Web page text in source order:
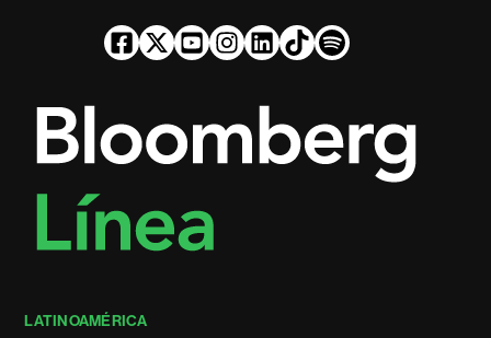
LATINOAMÉRICA